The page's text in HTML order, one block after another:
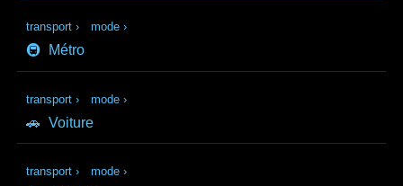
transport › mode ›
🚇 Métro
transport › mode ›
🚗 Voiture
transport › mode ›